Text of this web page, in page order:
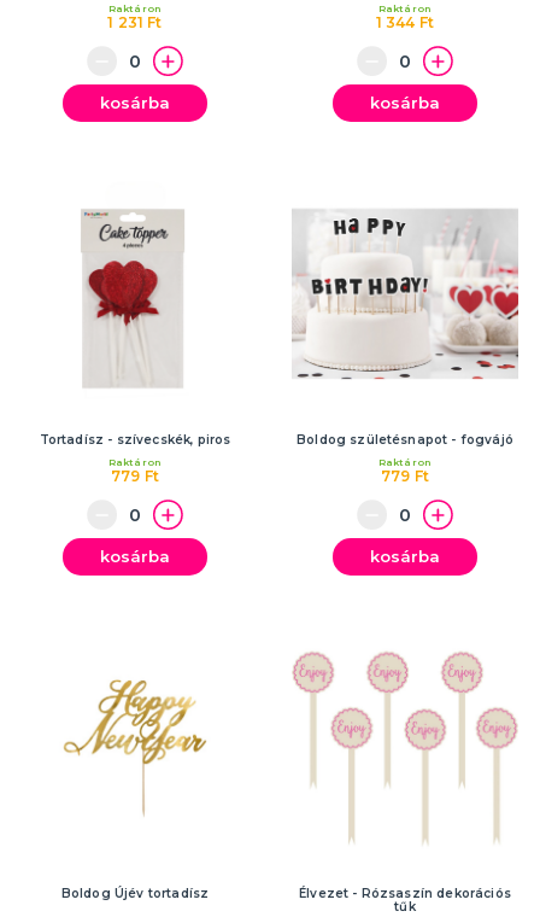
1 231 Ft
Raktáron
kosárba
1 344 Ft
Raktáron
kosárba
Tortadísz - szívecskék, piros
779 Ft
Raktáron
kosárba
Boldog születésnapot - fogvájó
779 Ft
Raktáron
kosárba
Boldog Újév tortadísz
Élvezet - Rózsaszín dekorációs
tűk